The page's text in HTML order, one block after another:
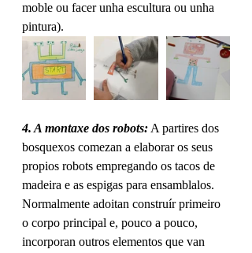
moble ou facer unha escultura ou unha
pintura).
4. A montaxe dos robots: A partires dos
bosquexos comezan a elaborar os seus
propios robots empregando os tacos de
madeira e as espigas para ensamblalos.
Normalmente adoitan construír primeiro
o corpo principal e, pouco a pouco,
incorporan outros elementos que van